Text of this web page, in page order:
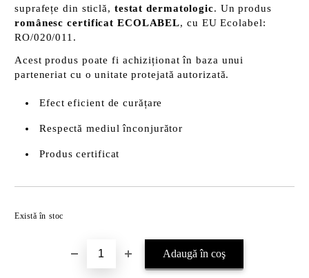
suprafețe din sticlă, testat dermatologic. Un produs
românesc certificat ECOLABEL, cu EU Ecolabel:
RO/020/011.
Acest produs poate fi achiziționat în baza unui
parteneriat cu o unitate protejată autorizată.
Efect eficient de curățare
Respectă mediul înconjurător
Produs certificat
Există în stoc